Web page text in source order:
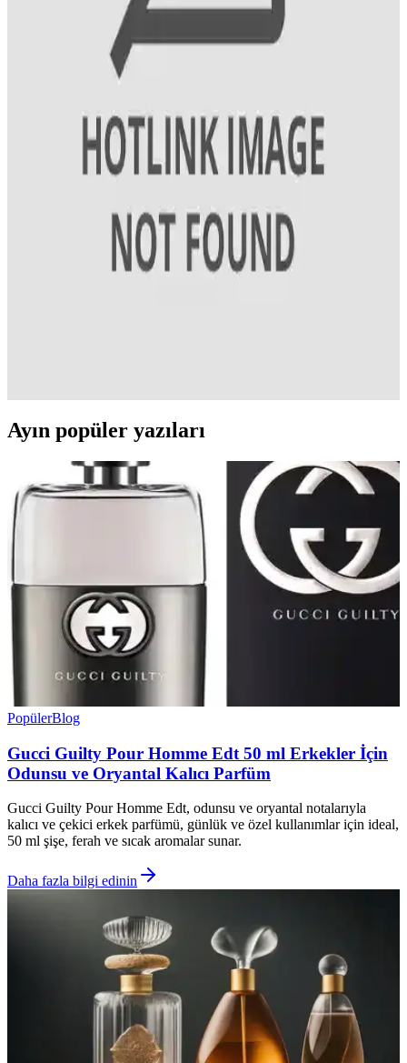
Diş Macunu Seçerken Parlaklık ve Güçlendirme
Özelliklerine Dikkat Edin
Diş sağlığını koruyan ve estetik görünüm sağlayan diş macunları,
özellikleriyle öne çıkar. Düzenli bakım ve doğru ürün seçimiyle
sağlıklı gülüşler mümkün.
Günlük Diş Bakımı İçin En Etkili Ürünler ve
Diş sağlığı için temel ürünler diş macunu, fırça ve ağız gargarasıdır.
Doğru seçim ve düzenli kullanım, sağlıklı dişler ve diş eti için
Ayın popüler yazıları
PopülerBlog
Gucci Guilty Pour Homme Edt 50 ml Erkekler İçin
Odunsu ve Oryantal Kalıcı Parfüm
Gucci Guilty Pour Homme Edt, odunsu ve oryantal notalarıyla
kalıcı ve çekici erkek parfümü, günlük ve özel kullanımlar için ideal,
50 ml şişe, ferah ve sıcak aromalar sunar.
Daha fazla bilgi edinin